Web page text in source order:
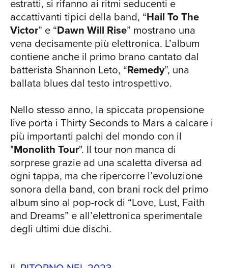
uno speciale evento online in
collaborazione con Mondadori Store e
Virgin Radio.
estratti, si rifanno ai ritmi seducenti e
accattivanti tipici della band, “Hail To The
Victor” e “Dawn Will Rise” mostrano una
vena decisamente più elettronica. L’album
contiene anche il primo brano cantato dal
batterista Shannon Leto, “Remedy”, una
ballata blues dal testo introspettivo.
Nello stesso anno, la spiccata propensione
live porta i Thirty Seconds to Mars a calcare i
più importanti palchi del mondo con il
"Monolith Tour". Il tour non manca di
sorprese grazie ad una scaletta diversa ad
ogni tappa, ma che ripercorre l’evoluzione
sonora della band, con brani rock del primo
album sino al pop-rock di “Love, Lust, Faith
and Dreams” e all’elettronica sperimentale
degli ultimi due dischi.